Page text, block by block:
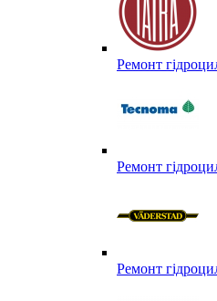
Ремонт
Ремонт
Ремонт